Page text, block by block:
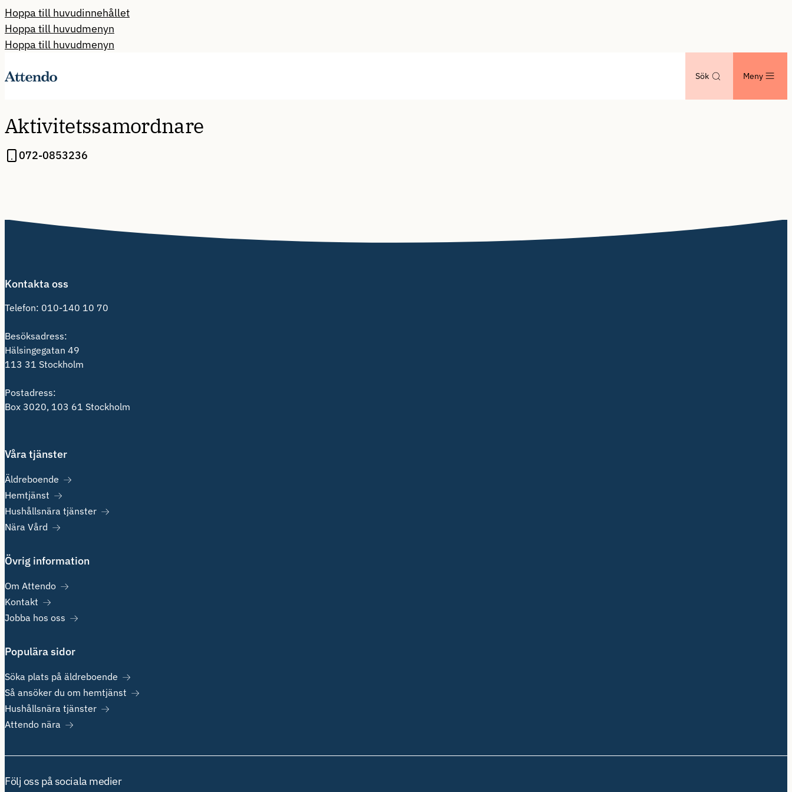
Hoppa till huvudinnehållet
Hoppa till huvudmenyn
Hoppa till huvudmenyn
Sök Meny
Aktivitetssamordnare
072-0853236
Kontakta oss
Telefon: 010-140 10 70
Besöksadress:
Hälsingegatan 49
113 31 Stockholm
Postadress:
Box 3020, 103 61 Stockholm
Våra tjänster
Äldreboende
Hemtjänst
Hushållsnära tjänster
Nära Vård
Övrig information
Om Attendo
Kontakt
Jobba hos oss
Populära sidor
Söka plats på äldreboende
Så ansöker du om hemtjänst
Hushållsnära tjänster
Attendo nära
Följ oss på sociala medier